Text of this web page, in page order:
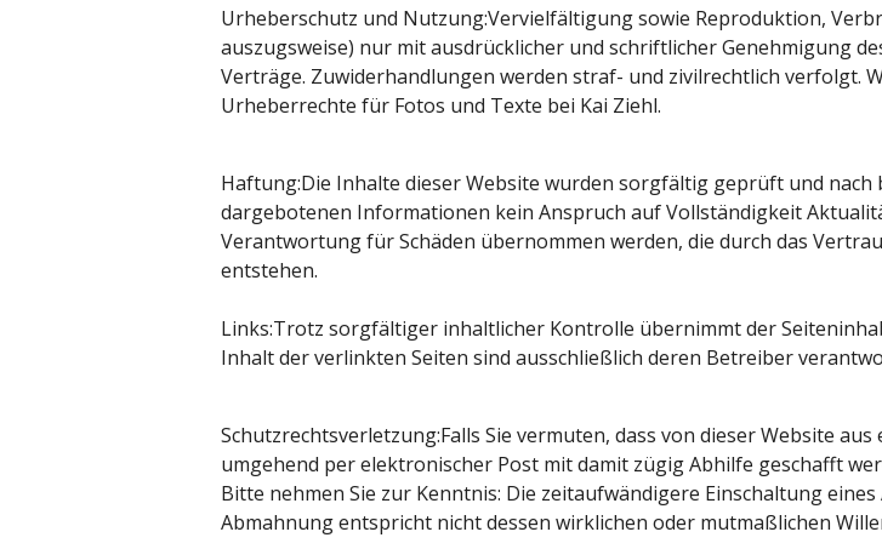
Urheberschutz und Nutzung:Vervielfältigung sowie Reproduktion,
auszugsweise) nur mit ausdrücklicher und schriftlicher Genehmigung
Verträge. Zuwiderhandlungen werden straf- und zivilrechtlich verfolgt.
Urheberrechte für Fotos und Texte bei Kai Ziehl.
Haftung:Die Inhalte dieser Website wurden sorgfältig geprüft und nach
dargebotenen Informationen kein Anspruch auf Vollständigkeit
Verantwortung für Schäden übernommen werden, die durch das
entstehen.
Links:Trotz sorgfältiger inhaltlicher Kontrolle übernimmt der
Inhalt der verlinkten Seiten sind ausschließlich deren Betreiber
Schutzrechtsverletzung:Falls Sie vermuten, dass von dieser Website
umgehend per elektronischer Post mit damit zügig Abhilfe geschafft
Bitte nehmen Sie zur Kenntnis: Die zeitaufwändigere Einschaltung
Abmahnung entspricht nicht dessen wirklichen oder mutmaßlichen